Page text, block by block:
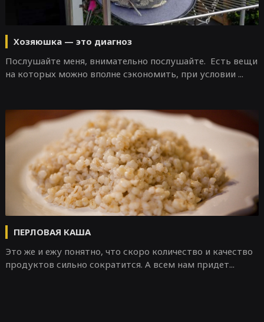
Хозяюшка — это диагноз
Послушайте меня, внимательно послушайте. Есть вещи
на которых можно вполне сэкономить, при условии ...
ПЕРЛОВАЯ КАША
Это же и ежу понятно, что скоро количество и качество
продуктов сильно сократится. А всем нам придет...